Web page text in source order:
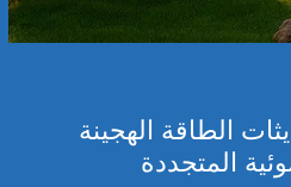
الطاقة الهجينة
المتجددة